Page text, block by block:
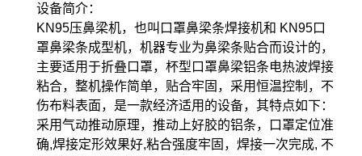
设备简介：
KN95压鼻梁机，也叫口罩鼻梁条焊接机和 KN95口
罩鼻梁条成型机，机器专业为鼻梁条贴合而设计的，
主要适用于折叠口罩，杯型口罩鼻梁铝条电热波焊接
粘合，整机操作简单，贴合牢固，采用恒温控制，不
伤布料表面，是一款经济适用的设备，其特点如下：
采用气动推动原理，推动上好胶的铝条，口罩定位准
确,焊接定形效果好,粘合强度牢固，焊接一次完成, 不